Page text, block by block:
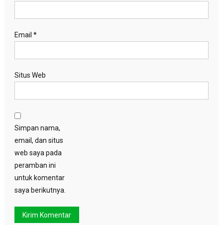
Email *
Situs Web
Simpan nama,
email, dan situs
web saya pada
peramban ini
untuk komentar
saya berikutnya.